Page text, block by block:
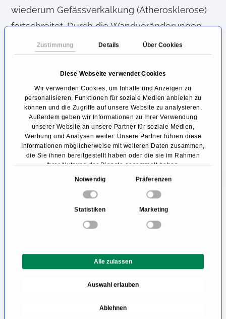
Zustimmung Details Über Cookies
Diese Webseite verwendet Cookies
Wir verwenden Cookies, um Inhalte und Anzeigen zu
personalisieren, Funktionen für soziale Medien anbieten zu
können und die Zugriffe auf unsere Website zu analysieren.
Außerdem geben wir Informationen zu Ihrer Verwendung
unserer Website an unsere Partner für soziale Medien,
Werbung und Analysen weiter. Unsere Partner führen diese
Informationen möglicherweise mit weiteren Daten zusammen,
die Sie ihnen bereitgestellt haben oder die sie im Rahmen
Ihrer Nutzung der Dienste gesammelt haben.
Notwendig Präferenzen
Statistiken Marketing
Alle zulassen
Auswahl erlauben
Ablehnen
wiederum Gefässverkalkung (Atherosklerose)
fortschreitet. Durch die Wandveränderungen
im Gefässsytem steigt der Blutdruck langfristig
Herzinfarkte und Schlaganfälle signifikant.
Wie kann man ein metabolisches
Syndrom behandeln?
Die einzige kausale Behandlungsstrategie, mit
der die Ursache des metabolischen Syndroms
beseitigt wird, ist die Gewichtsreduktion. Alle
übrigen Therapieoptionen wirken lediglich
symptomatisch und dienen der
Schadensbegrenzung. So lassen sich
Bluthochdruck, Insulinresistenz und erhöhte
jedoch kratzen derartige Therapiemassnahmen
nur an der Oberfläche der Problematik. Die
Lebensstilwandel mit ausgewogener